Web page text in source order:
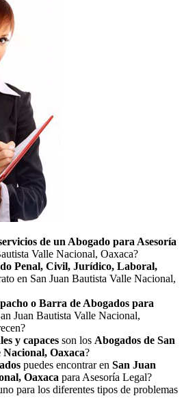
de un Abogado para Asesoría
Valle Nacional, Oaxaca?
Penal, Civil, Jurídico, Laboral,
en San Juan Bautista Valle Nacional,
o Barra de Abogados para
Juan Bautista Valle Nacional,
y capaces son los Abogados de San
Oaxaca?
puedes encontrar en San Juan
Oaxaca para Asesoría Legal?
para los diferentes tipos de problemas